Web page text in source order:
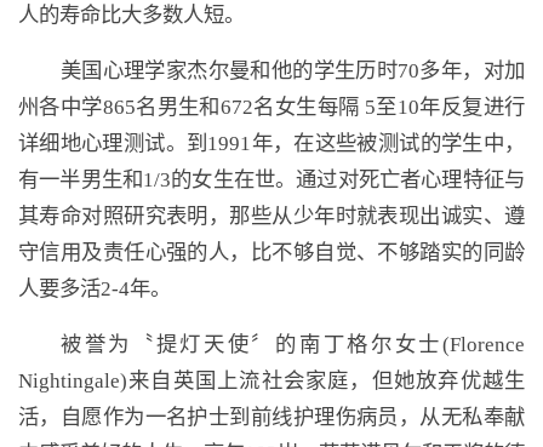
人的寿命比大多数人短。
美国心理学家杰尔曼和他的学生历时70多年，对加
州各中学865名男生和672名女生每隔 5至10年反复进行
详细地心理测试。到1991年，在这些被测试的学生中，
有一半男生和1/3的女生在世。通过对死亡者心理特征与
其寿命对照研究表明，那些从少年时就表现出诚实、遵
守信用及责任心强的人，比不够自觉、不够踏实的同龄
人要多活2-4年。
被誉为〝提灯天使〞的南丁格尔女士(Florence
Nightingale)来自英国上流社会家庭，但她放弃优越生
活，自愿作为一名护士到前线护理伤病员，从无私奉献